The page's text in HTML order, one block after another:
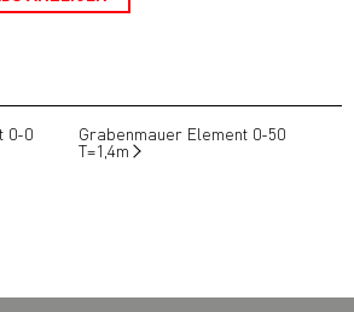
0-0 Grabenmauer Element 0-50
T=1,4m